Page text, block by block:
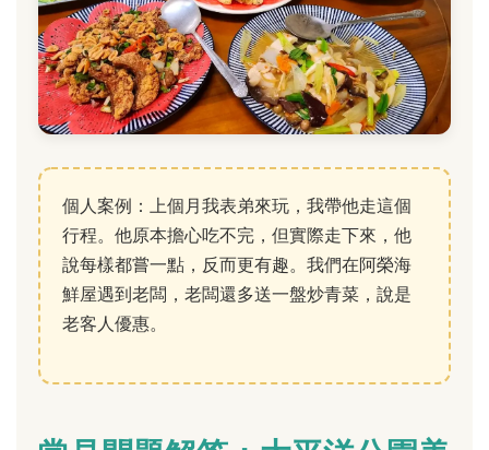
個人案例：上個月我表弟來玩，我帶他走這個
行程。他原本擔心吃不完，但實際走下來，他
說每樣都嘗一點，反而更有趣。我們在阿榮海
鮮屋遇到老闆，老闆還多送一盤炒青菜，說是
老客人優惠。